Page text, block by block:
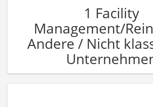
1 Facility
Management/
Andere / Nicht